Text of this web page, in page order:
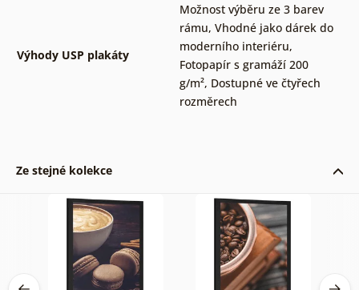
Výhody USP plakáty
Možnost výběru ze 3 barev
rámu, Vhodné jako dárek do
moderního interiéru,
Fotopapír s gramáží 200
g/m², Dostupné ve čtyřech
rozměrech
Ze stejné kolekce